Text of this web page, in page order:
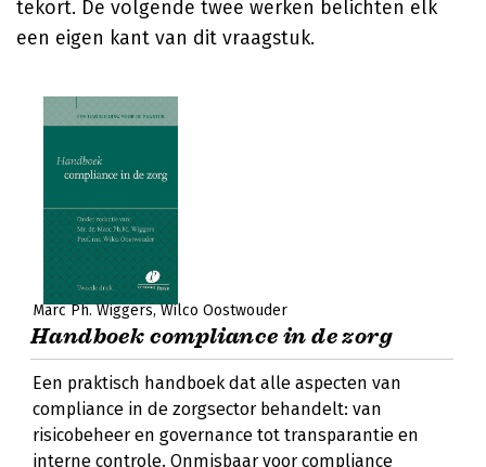
tekort. De volgende twee werken belichten elk
een eigen kant van dit vraagstuk.
Marc Ph. Wiggers Wilco Oostwouder
Handboek compliance in de zorg
Een praktisch handboek dat alle aspecten van
compliance in de zorgsector behandelt: van
risicobeheer en governance tot transparantie en
interne controle. Onmisbaar voor compliance